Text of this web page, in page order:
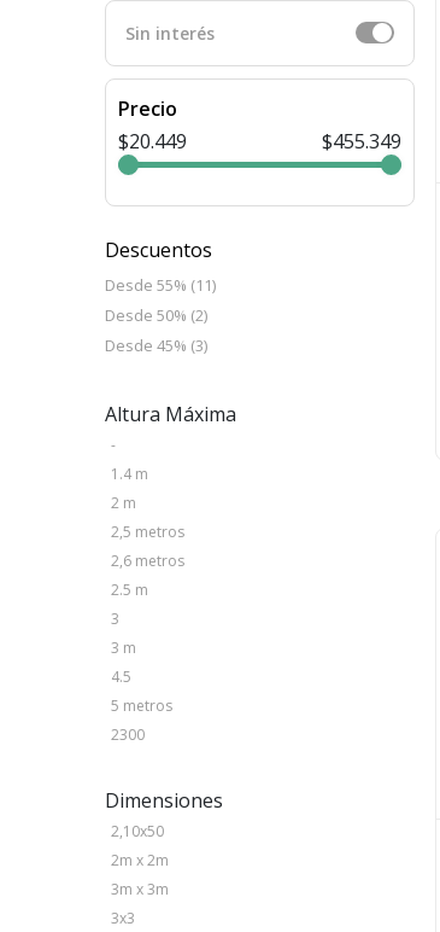
Sin interés
Precio
$20.449
$455.349
Descuentos
Desde 55% (11)
Desde 50% (2)
Desde 45% (3)
Altura Máxima
-
1.4 m
2 m
2,5 metros
2,6 metros
2.5 m
3
3 m
4.5
5 metros
2300
Dimensiones
2,10x50
2m x 2m
3m x 3m
3x3